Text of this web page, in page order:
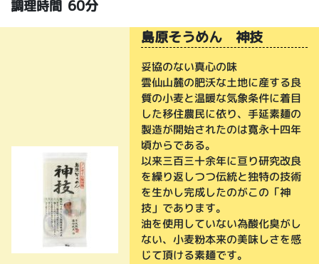
調理時間 60分
島原そうめん 神技
妥協のない真心の味
雲仙山麓の肥沃な土地に産する良
質の小麦と温暖な気象条件に着目
した移住農民に依り、手延素麺の
製造が開始されたのは寛永十四年
頃からである。
以来三百三十余年に亘り研究改良
を繰り返しつつ伝統と独特の技術
を生かし完成したのがこの「神
技」であります。
油を使用していない為酸化臭がし
ない、小麦粉本来の美味しさを感
じて頂ける素麺です。